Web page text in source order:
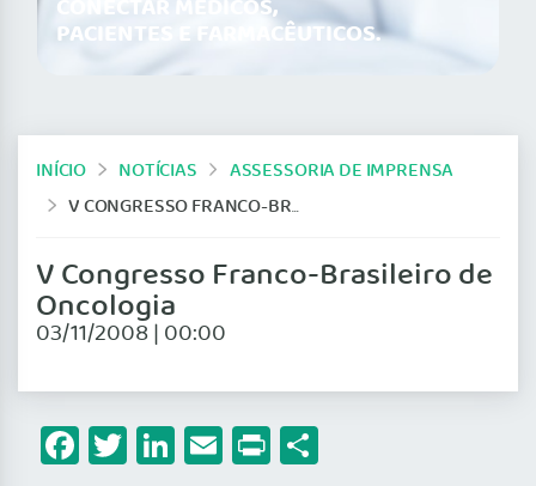
CONECTAR MÉDICOS,
PACIENTES E FARMACÊUTICOS.
INÍCIO NOTÍCIAS
ASSESSORIA DE IMPRENSA
V CONGRESSO FRANCO-BRASILEIRO DE ONCOLOGIA
V Congresso Franco-Brasileiro de
Oncologia
03/11/2008 | 00:00
Facebook
Twitter
LinkedIn
Email
Print